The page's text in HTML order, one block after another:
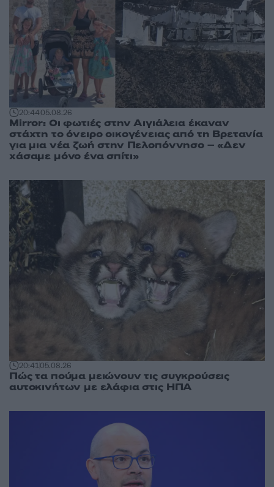
20:4405.08.26
Mirror: Οι φωτιές στην Αιγιάλεια έκαναν
στάχτη το όνειρο οικογένειας από τη Βρετανία
για μια νέα ζωή στην Πελοπόννησο – «Δεν
χάσαμε μόνο ένα σπίτι»
20:4105.08.26
Πώς τα πούμα μειώνουν τις συγκρούσεις
αυτοκινήτων με ελάφια στις ΗΠΑ